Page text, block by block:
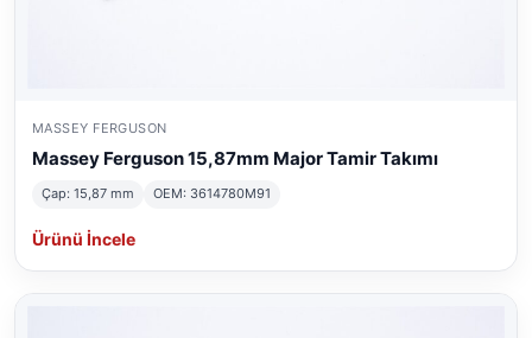
MASSEY FERGUSON
Massey Ferguson 15,87mm Major Tamir Takımı
Çap: 15,87 mm OEM: 3614780M91
Ürünü İncele